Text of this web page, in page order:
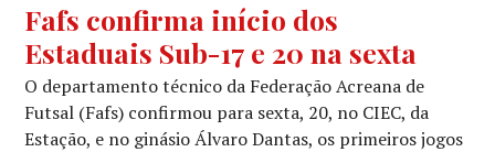
Fafs confirma início dos
Estaduais Sub-17 e 20 na sexta
O departamento técnico da Federação Acreana de
Futsal (Fafs) confirmou para sexta, 20, no CIEC, da
Estação, e no ginásio Álvaro Dantas, os primeiros jogos